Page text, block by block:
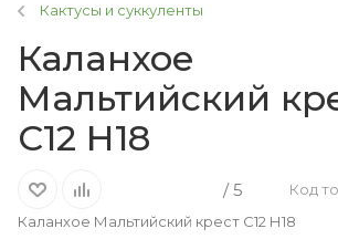
Кактусы и суккуленты
Каланхое
Мальтийский
С12 Н18
/ 5
Код
Каланхое Мальтийский крест С12 Н18